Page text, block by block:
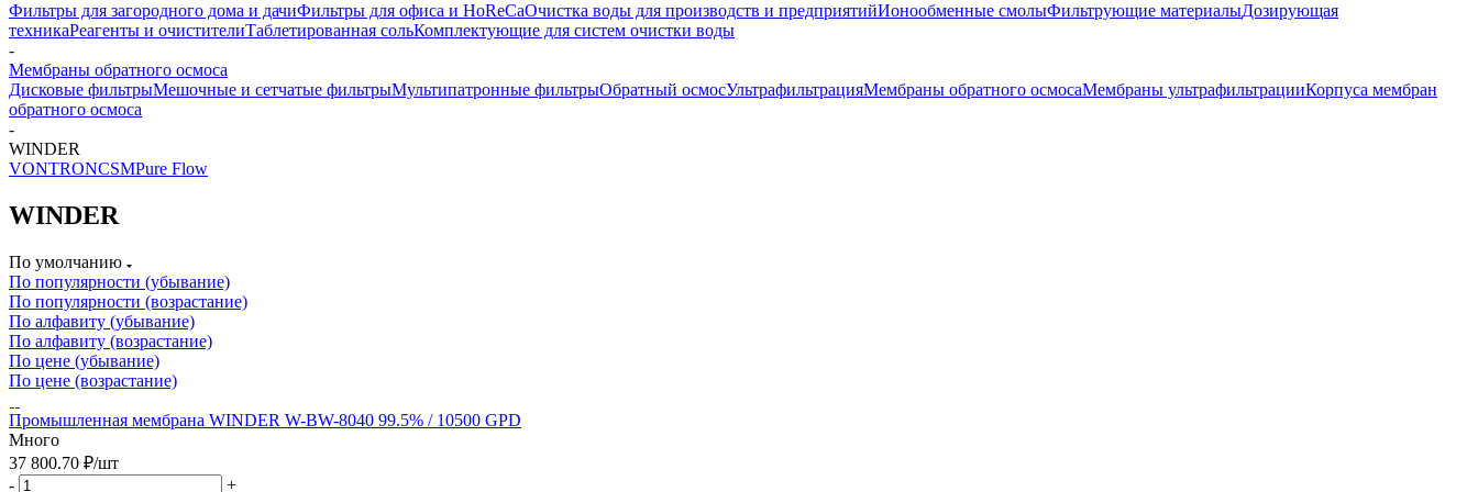
Фильтры для загородного дома и дачиФильтры для офиса и HoReCaОчистка воды для производств и предприятийИонообменные смолыФильтрующие материалыДозирующая
техникаРеагенты и очистителиТаблетированная сольКомплектующие для систем очистки воды
-
Мембраны обратного осмоса
Дисковые фильтрыМешочные и сетчатые фильтрыМультипатронные фильтрыОбратный осмосУльтрафильтрацияМембраны обратного осмосаМембраны ультрафильтрацииКорпуса мембран
обратного осмоса
-
WINDER
VONTRONCSMPure Flow
WINDER
По умолчанию
По популярности (убывание)
По популярности (возрастание)
По алфавиту (убывание)
По алфавиту (возрастание)
По цене (убывание)
По цене (возрастание)
Промышленная мембрана WINDER W-BW-8040 99.5% / 10500 GPD
Много
37 800.70 ₽/шт
-
+